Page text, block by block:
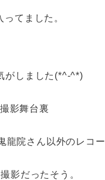
てました。
がしました(*^-^*)
舞台裏
さん以外のレコー
影だったそう。